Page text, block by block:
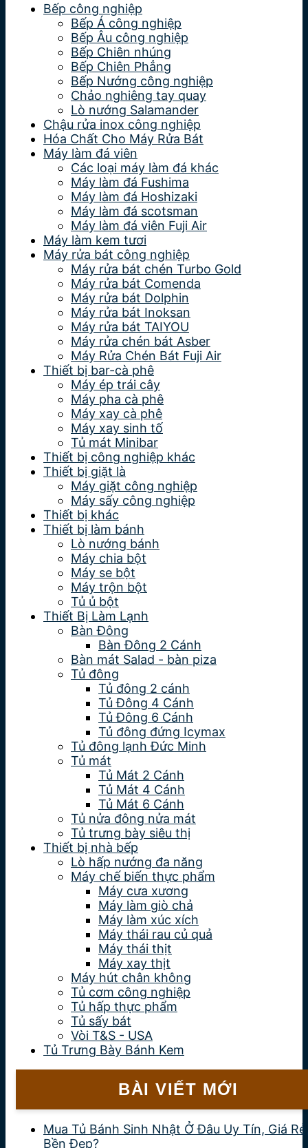
Bếp công nghiệp
Bếp Á công nghiệp
Bếp Âu công nghiệp
Bếp Chiên nhúng
Bếp Chiên Phẳng
Bếp Nướng công nghiệp
Chảo nghiêng tay quay
Lò nướng Salamander
Chậu rửa inox công nghiệp
Hóa Chất Cho Máy Rửa Bát
Máy làm đá viên
Các loại máy làm đá khác
Máy làm đá Fushima
Máy làm đá Hoshizaki
Máy làm đá scotsman
Máy làm đá viên Fuji Air
Máy làm kem tươi
Máy rửa bát công nghiệp
Máy rửa bát chén Turbo Gold
Máy rửa bát Comenda
Máy rửa bát Dolphin
Máy rửa bát Inoksan
Máy rửa bát TAIYOU
Máy rửa chén bát Asber
Máy Rửa Chén Bát Fuji Air
Thiết bị bar-cà phê
Máy ép trái cây
Máy pha cà phê
Máy xay cà phê
Máy xay sinh tố
Tủ mát Minibar
Thiết bị công nghiệp khác
Thiết bị giặt là
Máy giặt công nghiệp
Máy sấy công nghiệp
Thiết bị khác
Thiết bị làm bánh
Lò nướng bánh
Máy chia bột
Máy se bột
Máy trộn bột
Tủ ủ bột
Thiết Bị Làm Lạnh
Bàn Đông
Bàn Đông 2 Cánh
Bàn mát Salad - bàn piza
Tủ đông
Tủ đông 2 cánh
Tủ Đông 4 Cánh
Tủ Đông 6 Cánh
Tủ đông đứng Icymax
Tủ đông lạnh Đức Minh
Tủ mát
Tủ Mát 2 Cánh
Tủ Mát 4 Cánh
Tủ Mát 6 Cánh
Tủ nửa đông nửa mát
Tủ trưng bày siêu thị
Thiết bị nhà bếp
Lò hấp nướng đa năng
Máy chế biến thực phẩm
Máy cưa xương
Máy làm giò chả
Máy làm xúc xích
Máy thái rau củ quả
Máy thái thịt
Máy xay thịt
Máy hút chân không
Tủ cơm công nghiệp
Tủ hấp thực phẩm
Tủ sấy bát
Vòi T&S - USA
Tủ Trưng Bày Bánh Kem
BÀI VIẾT MỚI
Mua Tủ Bánh Sinh Nhật Ở Đâu Uy Tín, Giá
Bền Đẹp?